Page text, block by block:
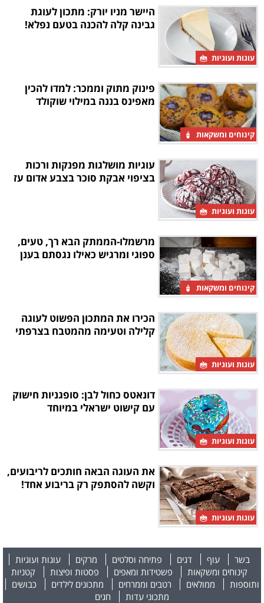
עוגות ועוגיות
היישר מניו יורק: מתכון לעוגת
גבינה קלה להכנה בטעם נפלא!
קינוחים ומשקאות
פינוק מתוק וממכר: למדו להכין
מאפינס בננה במילוי שוקולד
עוגות ועוגיות
עוגיות מושלגות מפנקות ורכות
בציפוי אבקת סוכר בצבע אדום עז
קינוחים ומשקאות
מרשמלו-הממתק הבא רך, טעים,
ספוגי ומרגיש כאילו נגסתם בענן
עוגות ועוגיות
הכירו את המתכון הפשוט לעוגה
קלילה וטעימה מהמטבח בצרפתי
עוגות ועוגיות
דונאטס כחול לבן: סופגניות חישוק
עם קישוט ישראלי במיוחד
עוגות ועוגיות
את העוגה הבאה חותכים לריבועים,
וקשה להסתפק רק בריבוע אחד!
בשר עוף דגים פתיחה וסלטים מרקים
עוגות ועוגיות
קינוחים ומשקאות
פשטידות ומאפים פסטות ופיצות
קטניות
ותוספות
ממולאים רטבים וממרחים מתכונים לילדים
כבושים
מתכוני עדות
חגים